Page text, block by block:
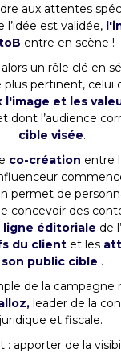
aux attentes
l’idée est validée,
entre en scène !
un rôle clé en
plus pertinent, celui
l'image et les
dont l’audience
cible visée.
co-création entre
permet de
concevoir des
ligne éditoriale de
du client et les
son public cible .
de la campagne
leader de la
juridique et fiscale.
: apporter de la